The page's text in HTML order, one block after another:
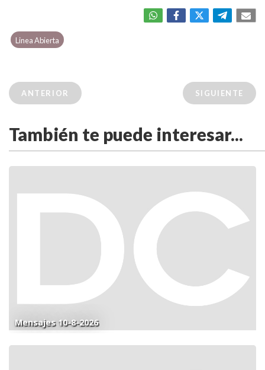
Linea Abierta
ANTERIOR SIGUIENTE
También te puede interesar...
Mensajes 10-8-2026